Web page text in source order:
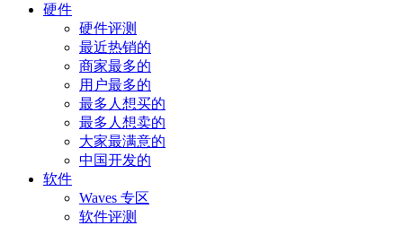
硬件
硬件评测
最近热销的
商家最多的
用户最多的
最多人想买的
最多人想卖的
大家最满意的
中国开发的
软件
Waves 专区
软件评测